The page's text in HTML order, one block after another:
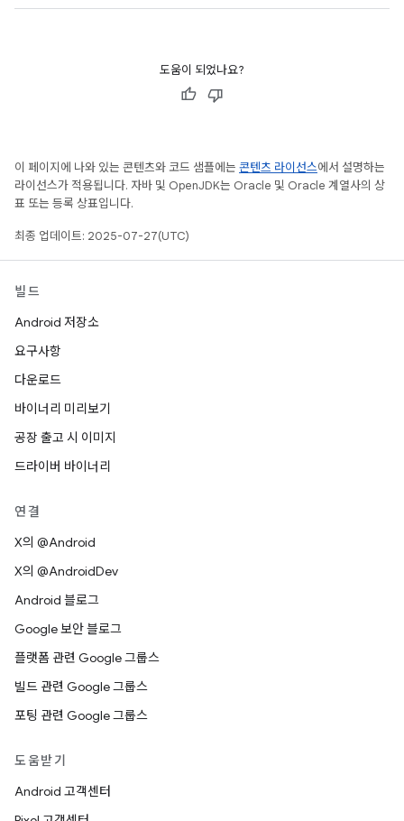
도움이 되었나요?
이 페이지에 나와 있는 콘텐츠와 코드 샘플에는 콘텐츠 라이선스에서 설명하는
라이선스가 적용됩니다. 자바 및 OpenJDK는 Oracle 및 Oracle 계열사의 상
표 또는 등록 상표입니다.
최종 업데이트: 2025-07-27(UTC)
빌드
Android 저장소
요구사항
다운로드
바이너리 미리보기
공장 출고 시 이미지
드라이버 바이너리
연결
X의 @Android
X의 @AndroidDev
Android 블로그
Google 보안 블로그
플랫폼 관련 Google 그룹스
빌드 관련 Google 그룹스
포팅 관련 Google 그룹스
도움받기
Android 고객센터